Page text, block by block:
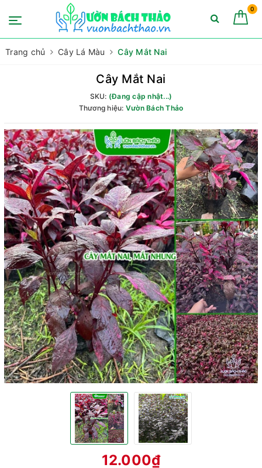
0
Trang chủ Cây Lá Màu Cây Mắt Nai
Cây Mắt Nai
SKU: (Đang cập nhật...)
Thương hiệu: Vườn Bách Thảo
12.000₫